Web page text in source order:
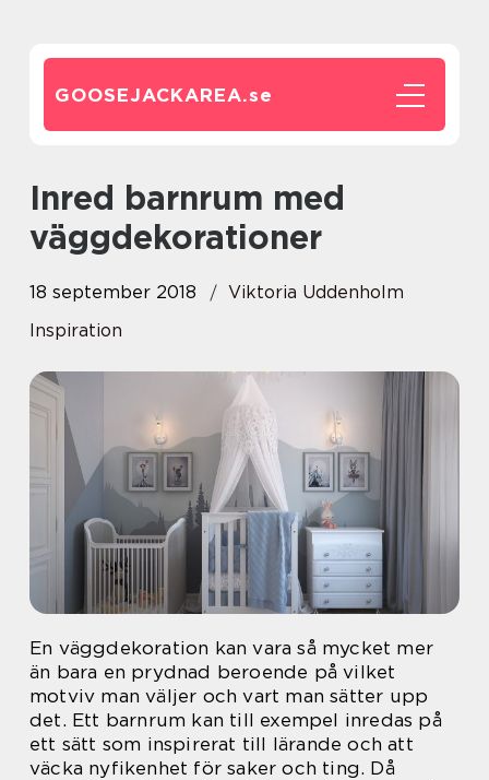
GOOSEJACKAREA.se
Inred barnrum med
väggdekorationer
18 september 2018
Viktoria Uddenholm
Inspiration
En väggdekoration kan vara så mycket mer
än bara en prydnad beroende på vilket
motviv man väljer och vart man sätter upp
det. Ett barnrum kan till exempel inredas på
ett sätt som inspirerat till lärande och att
väcka nyfikenhet för saker och ting. Då